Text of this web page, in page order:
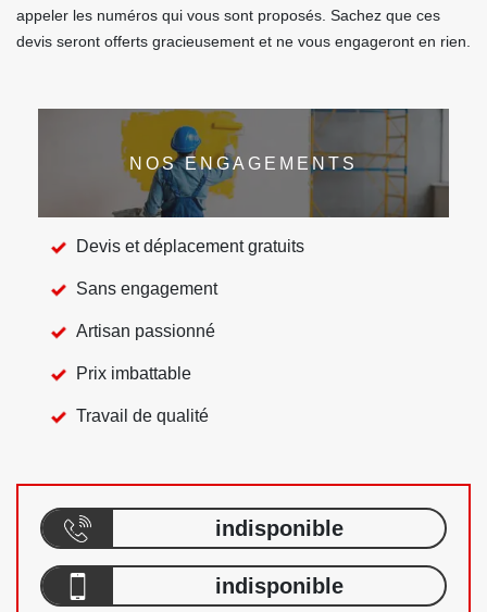
appeler les numéros qui vous sont proposés. Sachez que ces
devis seront offerts gracieusement et ne vous engageront en rien.
NOS ENGAGEMENTS
Devis et déplacement gratuits
Sans engagement
Artisan passionné
Prix imbattable
Travail de qualité
indisponible
indisponible